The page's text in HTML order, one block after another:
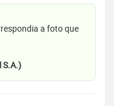
a foto que
S.A.)